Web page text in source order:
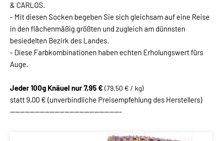
& CARLOS.
- Mit diesen Socken begeben Sie sich gleichsam auf eine Reise
in den flächenmäßig größten und zugleich am dünnsten
besiedelten Bezirk des Landes.
- Diese Farbkombinationen haben echten Erholungswert fürs
Auge.
Jeder 100g Knäuel nur 7,95 € (79,50 € / kg)
statt 9,00 € (unverbindliche Preisempfehlung des Herstellers)
---------------------------------------------